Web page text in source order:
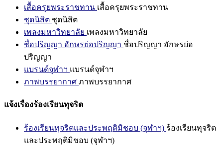
เสื้อครุยพระราชทาน เสื้อครุยพระราชทาน
ชุดนิสิต ชุดนิสิต
เพลงมหาวิทยาลัย เพลงมหาวิทยาลัย
ชื่อปริญญา อักษรย่อปริญญา ชื่อปริญญา อักษรย่อ
ปริญญา
แบรนด์จุฬาฯ แบรนด์จุฬาฯ
ภาพบรรยากาศ ภาพบรรยากาศ
แจ้งเรื่องร้องเรียนทุจริต
ร้องเรียนทุจริตและประพฤติมิชอบ (จุฬาฯ) ร้องเรียนทุจริต
และประพฤติมิชอบ (จุฬาฯ)